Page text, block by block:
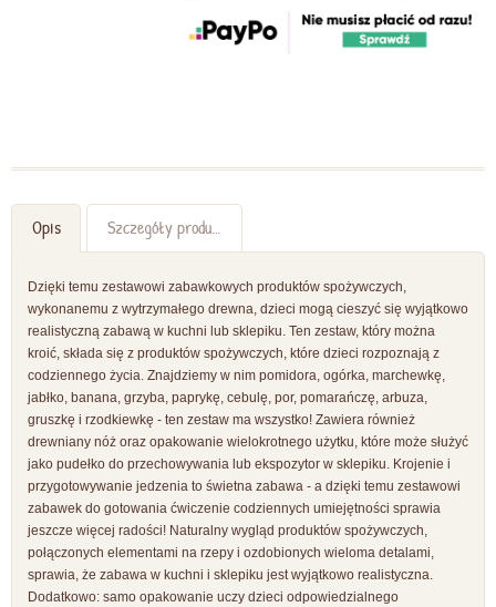
Opis Szczegóły produktu
Dzięki temu zestawowi zabawkowych produktów spożywczych,
wykonanemu z wytrzymałego drewna, dzieci mogą cieszyć się wyjątkowo
realistyczną zabawą w kuchni lub sklepiku. Ten zestaw, który można
kroić, składa się z produktów spożywczych, które dzieci rozpoznają z
codziennego życia. Znajdziemy w nim pomidora, ogórka, marchewkę,
jabłko, banana, grzyba, paprykę, cebulę, por, pomarańczę, arbuza,
gruszkę i rzodkiewkę - ten zestaw ma wszystko! Zawiera również
drewniany nóż oraz opakowanie wielokrotnego użytku, które może służyć
jako pudełko do przechowywania lub ekspozytor w sklepiku. Krojenie i
przygotowywanie jedzenia to świetna zabawa - a dzięki temu zestawowi
zabawek do gotowania ćwiczenie codziennych umiejętności sprawia
jeszcze więcej radości! Naturalny wygląd produktów spożywczych,
połączonych elementami na rzepy i ozdobionych wieloma detalami,
sprawia, że zabawa w kuchni i sklepiku jest wyjątkowo realistyczna.
Dodatkowo: samo opakowanie uczy dzieci odpowiedzialnego